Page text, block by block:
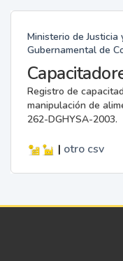
Ministerio de Justicia
Gubernamental de
Registro de
manipulación de
262-DGHYSA-2003.
| otro csv